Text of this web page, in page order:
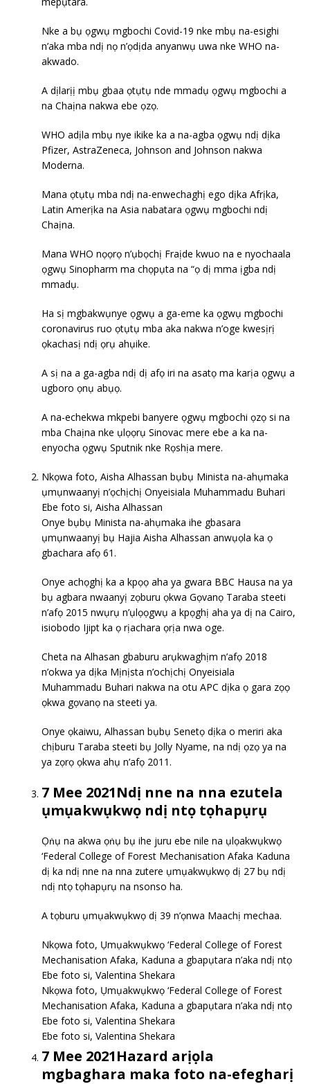
Nke a bụ ọgwụ mgbochi Covid-19 nke mbụ na-esighi
n’aka mba ndị nọ n’ọdịda anyanwụ uwa nke WHO na-
akwado.
A dịlarịị mbụ gbaa ọtụtụ nde mmadụ ọgwụ mgbochi a
na Chaịna nakwa ebe ọzọ.
WHO adịla mbụ nye ikike ka a na-agba ọgwụ ndị dịka
Pfizer, AstraZeneca, Johnson and Johnson nakwa
Moderna.
Mana ọtụtụ mba ndị na-enwechaghị ego dịka Afrịka,
Latin Amerịka na Asia nabatara ọgwụ mgbochi ndị
Chaịna.
Mana WHO nọọrọ n’ụbọchị Fraịde kwuo na e nyochaala
ọgwụ Sinopharm ma chọpụta na “ọ dị mma ịgba ndị
mmadụ.
Ha sị mgbakwụnye ọgwụ a ga-eme ka ọgwụ mgbochi
coronavirus ruo ọtụtụ mba aka nakwa n’oge kwesịrị
ọkachasị ndị ọrụ ahụike.
A sị na a ga-agba ndị dị afọ iri na asatọ ma karịa ọgwụ a
ugboro ọnụ abụọ.
A na-echekwa mkpebi banyere ọgwụ mgbochi ọzọ si na
mba Chaịna nke ụlọọrụ Sinovac mere ebe a ka na-
enyocha ọgwụ Sputnik nke Rọshịa mere.
Nkọwa foto, Aisha Alhassan bụbụ Minista na-ahụmaka
ụmụnwaanyị n’ọchịchị Onyeisiala Muhammadu Buhari
Ebe foto si, Aisha Alhassan
Onye bụbụ Minista na-ahụmaka ihe gbasara
ụmụnwaanyị bụ Hajia Aisha Alhassan anwụọla ka ọ
gbachara afọ 61.
Onye achọghị ka a kpọọ aha ya gwara BBC Hausa na ya
bụ agbara nwaanyị zọburu ọkwa Gọvanọ Taraba steeti
n’afọ 2015 nwụrụ n’ụlọọgwụ a kpọghị aha ya dị na Cairo,
isiobodo Ijipt ka ọ rịachara ọrịa nwa oge.
Cheta na Alhasan gbaburu arụkwaghịm n’afọ 2018
n’okwa ya dịka Mịnịsta n’ochịchị Onyeisiala
Muhammadu Buhari nakwa na otu APC dịka ọ gara zọọ
ọkwa gọvanọ na steeti ya.
Onye ọkaiwu, Alhassan bụbụ Senetọ dịka o meriri aka
chịburu Taraba steeti bụ Jolly Nyame, na ndị ọzọ ya na
ya zọrọ ọkwa ahụ n’afọ 2011.
7 Mee 2021Ndị nne na nna ezutela
ụmụakwụkwọ ndị ntọ tọhapụrụ
Ọṅụ na akwa ọṅụ bụ ihe juru ebe nile na ụlọakwụkwọ
‘Federal College of Forest Mechanisation Afaka Kaduna
dị ka ndị nne na nna zutere ụmụakwụkwọ dị 27 bụ ndị
ndị ntọ tọhapụrụ na nsonso ha.
A tọburu ụmụakwụkwọ dị 39 n’ọnwa Maachị mechaa.
Nkọwa foto, Ụmụakwụkwọ ‘Federal College of Forest
Mechanisation Afaka, Kaduna a gbapụtara n’aka ndị ntọ
Ebe foto si, Valentina Shekara
Nkọwa foto, Ụmụakwụkwọ ‘Federal College of Forest
Mechanisation Afaka, Kaduna a gbapụtara n’aka ndị ntọ
Ebe foto si, Valentina Shekara
Ebe foto si, Valentina Shekara
7 Mee 2021Hazard arịọla
mgbaghara maka foto na-efegharị